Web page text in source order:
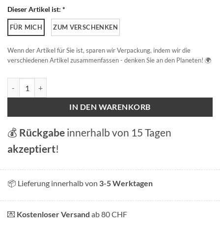
Dieser Artikel ist: *
FÜR MICH ZUM VERSCHENKEN
Wenn der Artikel für Sie ist, sparen wir Verpackung, indem wir die
verschiedenen Artikel zusammenfassen - denken Sie an den Planeten! 🌍
IN DEN WARENKORB
💰 Rückgabe innerhalb von 15 Tagen
akzeptiert!
📦 Lieferung innerhalb von 3-5 Werktagen
💌 Kostenloser Versand ab 80 CHF